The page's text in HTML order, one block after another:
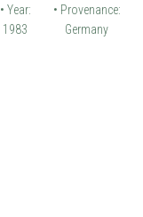
• Year:
1983
• Provenance:
Germany